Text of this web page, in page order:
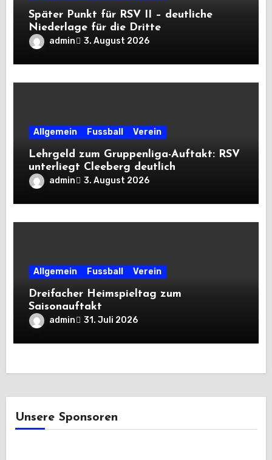
Später Punkt für RSV II – deutliche
Niederlage für die Dritte
admin 3. August 2026
Allgemein Fussball Verein
Lehrgeld zum Gruppenliga-Auftakt: RSV
unterliegt Cleeberg deutlich
admin 3. August 2026
Allgemein Fussball Verein
Dreifacher Heimspieltag zum
Saisonauftakt
admin 31. Juli 2026
Unsere Sponsoren